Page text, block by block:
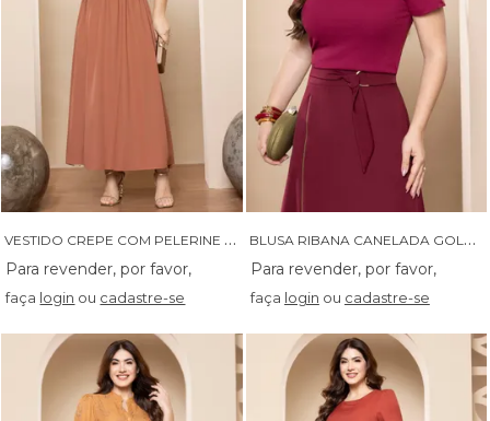
V
ESTIDO CREPE COM PELERINE COM DETALHES EM VIVO E SAIA FRANZIDA - 14367
faça login ou cadastre-se
B
LUSA RIBANA CANELADA GOLA ALTA - 05009
faça login ou cadastre-se